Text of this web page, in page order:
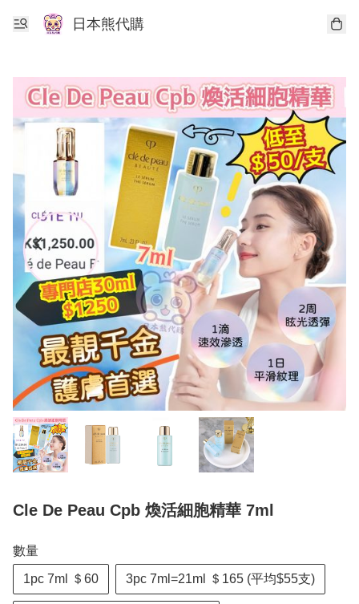
日本熊代購
Cle De Peau Cpb 煥活細胞精華 7ml
數量
1pc 7ml ＄60 3pc 7ml=21ml ＄165 (平均$55支)